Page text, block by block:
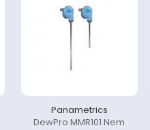
Panametrics
DewPro MMR101 Nem